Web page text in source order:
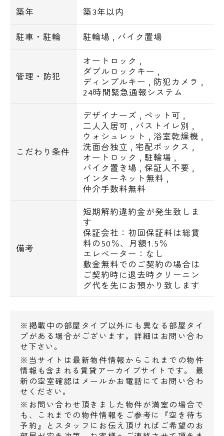
■浴室乾燥機
■追い焚き（1DK）
■24時間換気機能
■シャワートイレ
■オールフローリング
■クローゼット
■シューズボックス
■エアコン全室完備
■BS・CSアンテナ
■インターネットWi-Fi無料
■バイク置場：5,500円/月
■駐輪場：初回ステッカー代1,100円、月額無
【交通アクセス】
東京メトロ丸ノ内線/中野富士見町駅 歩11分
東京メトロ丸ノ内線/方南町駅 歩11分
東京メトロ丸ノ内線/東高円寺駅 歩16分
エスアールホーム限定で【仲介手数料無
料】！
さらに契約時の初期費用のお支払いに、お持
ちのお好きなクレジットカードでお支払い頂
くことも可能です。
通常のショッピングと同様にお支払い回数等
もお選び下さい。
その他、諸条件等については、お気軽にご相
築年 築3年以内
駐車・駐輪 駐輪場 , バイク置場
管理・防犯
オートロック ,
ダブルロックキー ,
ディンプルキー , 防犯カメラ ,
24時間緊急通報システム
こだわり条件
デザイナーズ , ペット可 ,
二人入居可 , バストイレ別 ,
ウォシュレット , 浴室乾燥機 ,
洗面台独立 ,宅配ボックス ,
オートロック , 駐輪場 ,
バイク置き場 , 保証人不要 ,
インターネット無料 ,
仲介手数料無料
備考
短期解約違約金が発生致しま
す
保証会社：初回保証料は総賃
料の50％、月額1.5％
エレベーター：なし
敷金無料でのご契約の場合は
ご契約時に退去時クリーニン
グ代を先にお預かり致します
※掲載中の部屋タイプ以外にも異なる部屋タイ
プがある場合がございます。詳細はお問い合わ
せ下さい。
※当サイトは最新物件情報からこれまでの物件
情報も含まれる賃貸アーカイブサイトです。 最
新の空室確認はメールかお電話にてお問い合わ
せください。
※お問い合わせ頂きました物件が満室の場合で
も、これまでの物件情報をご参考に『空き待ち
予約』とスタッフにお伝え頂ければご希望のお
電話でお問い合わせ
営業時間 10：00～18：00
メールでお問い合わせ
お問い合わせ